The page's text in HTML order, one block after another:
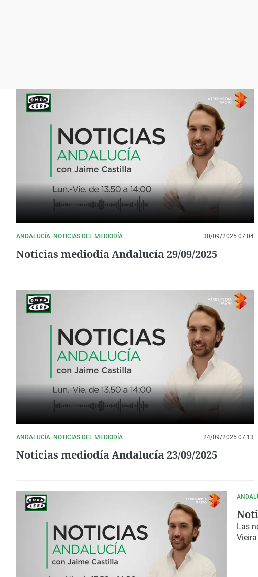
ANDALUCÍA. NOTICIAS DEL MEDIODÍA 30/09/2025 07:04
Noticias mediodía Andalucía 29/09/2025
ANDALUCÍA. NOTICIAS DEL MEDIODÍA 24/09/2025 07:13
Noticias mediodía Andalucía 23/09/2025
Las
Vieira